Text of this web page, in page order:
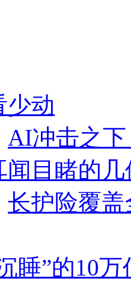
少动
AI冲击之
闻目睹的
长护险覆
睡”的10